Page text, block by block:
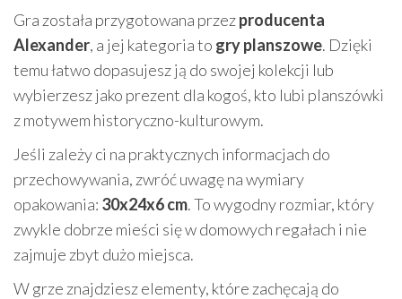
Gra została przygotowana przezproducenta
Alexander, a jej kategoria to gry planszowe. Dzięki
temu łatwo dopasujesz ją do swojej kolekcji lub
wybierzesz jako prezent dla kogoś, kto lubi planszówki
z motywem historyczno-kulturowym.
Jeśli zależy ci na praktycznych informacjach do
przechowywania, zwróć uwagę na wymiary
opakowania: 30x24x6 cm. To wygodny rozmiar, który
zwykle dobrze mieści się w domowych regałach i nie
zajmuje zbyt dużo miejsca.
W grze znajdziesz elementy, które zachęcają do